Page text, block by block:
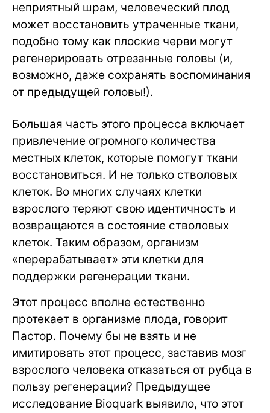
неприятный шрам, человеческий плод
может восстановить утраченные ткани,
подобно тому как плоские черви могут
регенерировать отрезанные головы (и,
возможно, даже сохранять воспоминания
от предыдущей головы!).
Большая часть этого процесса включает
привлечение огромного количества
местных клеток, которые помогут ткани
восстановиться. И не только стволовых
клеток. Во многих случаях клетки
взрослого теряют свою идентичность и
возвращаются в состояние стволовых
клеток. Таким образом, организм
«перерабатывает» эти клетки для
поддержки регенерации ткани.
Этот процесс вполне естественно
протекает в организме плода, говорит
Пастор. Почему бы не взять и не
имитировать этот процесс, заставив мозг
взрослого человека отказаться от рубца в
пользу регенерации? Предыдущее
исследование Bioquark выявило, что этот